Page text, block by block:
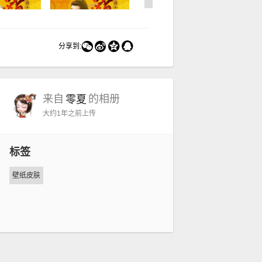
分享到: 
来自 零夏 的相册
大约1年之前上传
标签
壁纸皮肤